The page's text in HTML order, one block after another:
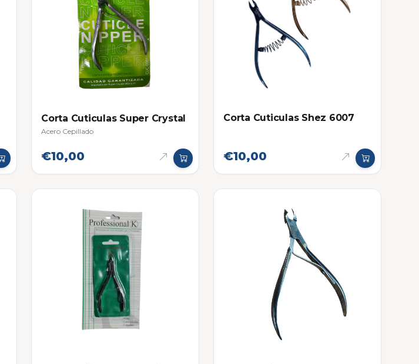
Corta Cuticulas Super Crystal
Acero Cepillado
€10,00
Corta Cuticulas Shez 6007
€10,00